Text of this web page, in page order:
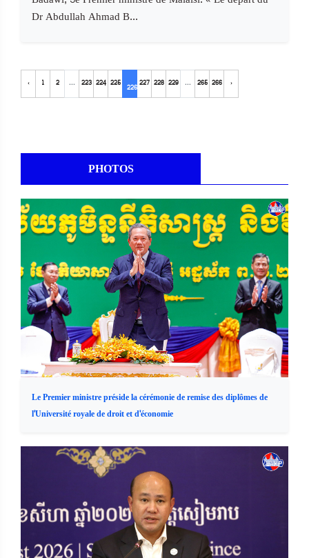
Dr Abdullah Ahmad B...
‹ 1 2 ... 223 224 225 226227 228 229 ... 265 266 ›
PHOTOS
Le Premier ministre préside la cérémonie de remise des diplômes de
l'Université royale de droit et d'économie